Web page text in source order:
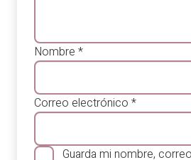
Nombre *
Correo electrónico *
Guarda mi nombre,